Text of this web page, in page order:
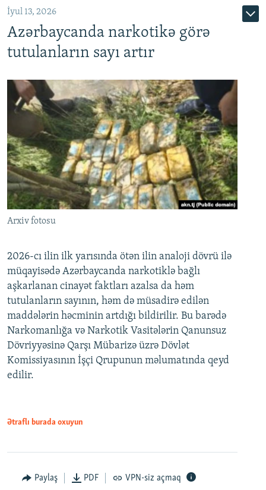
İyul 13, 2026
Azərbaycanda narkotikə görə
tutulanların sayı artır
Arxiv fotosu
2026-cı ilin ilk yarısında ötən ilin analoji dövrü ilə
müqayisədə Azərbaycanda narkotiklə bağlı
aşkarlanan cinayət faktları azalsa da həm
tutulanların sayının, həm də müsadirə edilən
maddələrin həcminin artdığı bildirilir. Bu barədə
Narkomanlığa və Narkotik Vasitələrin Qanunsuz
Dövriyyəsinə Qarşı Mübarizə üzrə Dövlət
Komissiyasının İşçi Qrupunun məlumatında qeyd
edilir.
Ətraflı burada oxuyun
Paylaş PDF VPN-siz açmaq